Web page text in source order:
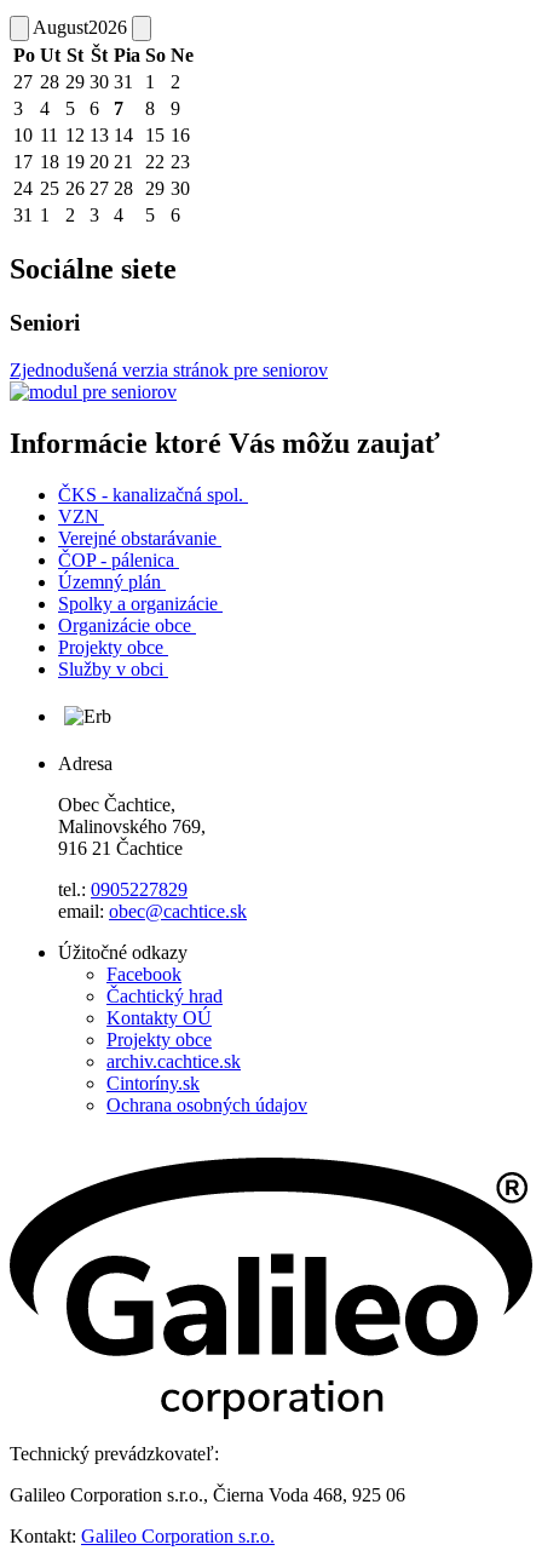
August2026
Po Ut St Št Pia So Ne
27 28 29 30 31 1
2
3
4 5 6 7 8
9
10 11 12 13 14 15 16
17 18 19 20 21 22 23
24 25 26 27 28 29 30
31 1 2 3 4 5 6
Sociálne siete
Seniori
Zjednodušená verzia stránok pre seniorov
Informácie ktoré Vás môžu zaujať
ČKS - kanalizačná spol.
VZN
Verejné obstarávanie
ČOP - pálenica
Územný plán
Spolky a organizácie
Organizácie obce
Projekty obce
Služby v obci
Adresa
Obec Čachtice,
Malinovského 769,
916 21 Čachtice
tel.: 0905227829
email: obec@cachtice.sk
Úžitočné odkazy
Facebook
Čachtický hrad
Kontakty OÚ
Projekty obce
archiv.cachtice.sk
Cintoríny.sk
Ochrana osobných údajov
Technický prevádzkovateľ:
Galileo Corporation s.r.o., Čierna Voda 468, 925 06
Kontakt: Galileo Corporation s.r.o.